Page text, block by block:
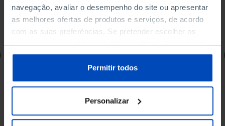
navegação, avaliar o desempenho do site ou apresentar
as melhores ofertas de produtos e serviços, de acordo
com as suas preferências. Se pretender escolher os
tipos de cookies, clique em "Personalizar". Saiba mais
sobre cookies através da gestão de preferências ou da
Política de Cookies.
Permitir todos
Personalizar
4,50 € 5,00 €
Comprar
Ver todos